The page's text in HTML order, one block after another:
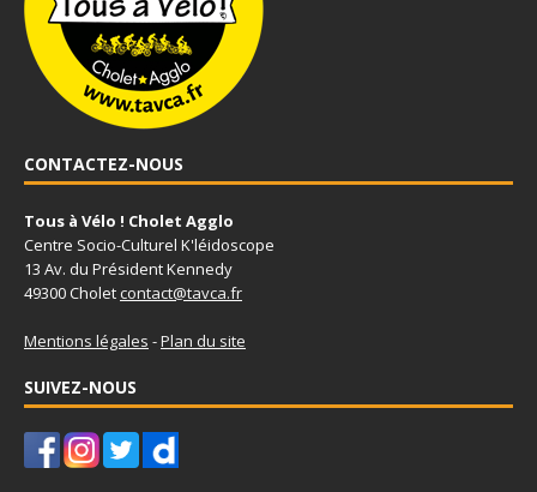
CONTACTEZ-NOUS
Tous à Vélo ! Cholet Agglo
Centre Socio-Culturel K'léidoscope
13 Av. du Président Kennedy
49300 Choletcontact@tavca.fr
Mentions légales -Plan du site
SUIVEZ-NOUS